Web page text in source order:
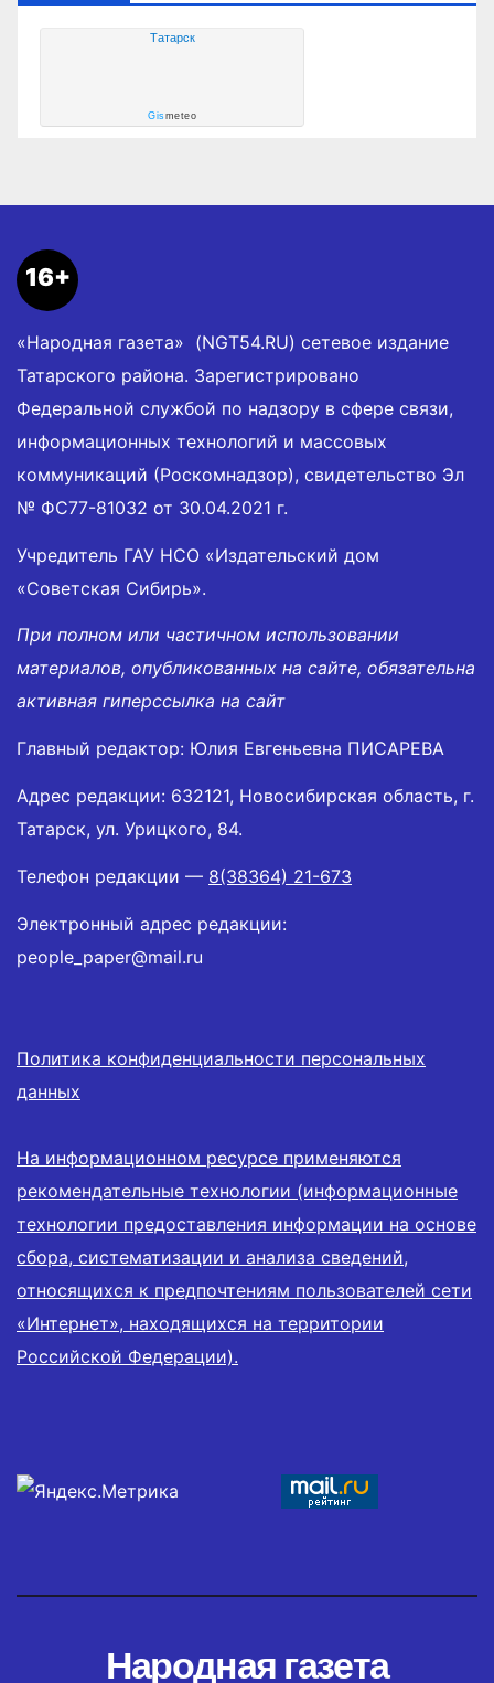
Татарск
Gismeteo
16+
«Народная газета» (NGT54.RU) сетевое издание
Татарского района. Зарегистрировано
Федеральной службой по надзору в сфере связи,
информационных технологий и массовых
коммуникаций (Роскомнадзор), свидетельство Эл
№ ФС77-81032 от 30.04.2021 г.
Учредитель ГАУ НСО «Издательский дом
«Советская Сибирь».
При полном или частичном использовании
материалов, опубликованных на сайте, обязательна
активная гиперссылка на сайт
Главный редактор: Юлия Евгеньевна ПИСАРЕВА
Адрес редакции: 632121, Новосибирская область, г.
Татарск, ул. Урицкого, 84.
Телефон редакции — 8(38364) 21-673
Электронный адрес редакции:
people_paper@mail.ru
Политика конфиденциальности персональных
данных
На информационном ресурсе применяются
рекомендательные технологии (информационные
технологии предоставления информации на основе
сбора, систематизации и анализа сведений,
относящихся к предпочтениям пользователей сети
«Интернет», находящихся на территории
Российской Федерации).
Народная газета